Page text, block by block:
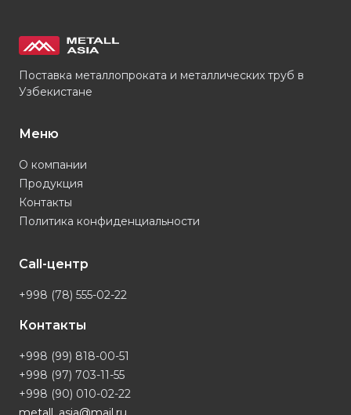
Поставка металлопроката и металлических труб в
Узбекистане
Меню
О компании
Продукция
Контакты
Политика конфиденциальности
Call-центр
+998 (78) 555-02-22
Контакты
+998 (99) 818-00-51
+998 (97) 703-11-55
+998 (90) 010-02-22